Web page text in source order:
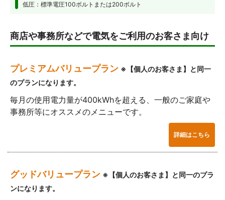
低圧：標準電圧100ボルトまたは200ボルト
商店や事務所などで電気をご利用のお客さま向け
プレミアムバリュープラン ※【個人のお客さま】と同一
のプランになります。
毎月の使用電力量が400kWhを超える、一般のご家庭や
事務所等にオススメのメニューです。
詳細はこちら
グッドバリュープラン ※【個人のお客さま】と同一のプラ
ンになります。